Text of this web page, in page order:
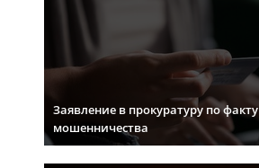
Заявление в прокуратуру по факту
мошенничества